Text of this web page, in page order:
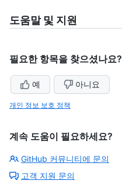
도움말 및 지원
필요한 항목을 찾으셨나요?
예 아니요
개인 정보 보호 정책
계속 도움이 필요하세요?
GitHub 커뮤니티에 문의
고객 지원 문의